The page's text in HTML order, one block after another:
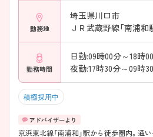
勤務地
埼玉県川口市
ＪＲ武蔵野線「南浦和
勤務時間
日勤:09時00分～18時00
夜勤:17時30分～09時30
積極採用中
京浜東北線「南浦和」駅から徒歩圏内。通